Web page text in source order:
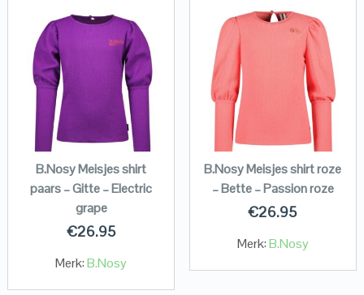
B.Nosy Meisjes shirt
paars – Gitte – Electric
grape
€26.95
Merk:B.Nosy
B.Nosy Meisjes shirt roze
– Bette – Passion roze
€26.95
Merk:B.Nosy